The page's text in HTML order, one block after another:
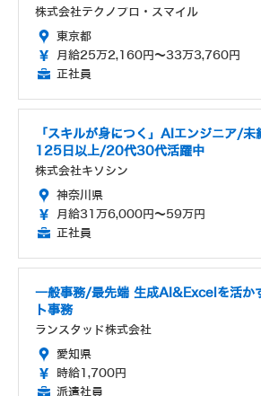
株式会社テクノプロ・スマイル
東京都
月給25万2,160円～33万3,760円
正社員
「スキルが身につく」AIエンジニア/
125日以上/20代30代活躍中
株式会社キソシン
神奈川県
月給31万6,000円～59万円
正社員
一般事務/最先端 生成AI&Excelを活か
ト事務
ランスタッド株式会社
愛知県
時給1,700円
派遣社員